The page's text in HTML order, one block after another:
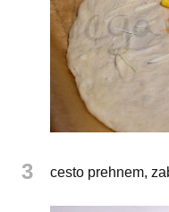
3 cesto prehnem,